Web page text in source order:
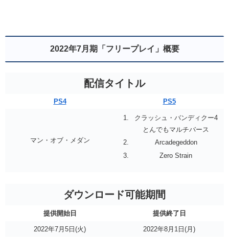
2022年7月期「フリープレイ」概要
配信タイトル
PS4 PS5
マン・オブ・メダン
クラッシュ・バンディクー4
とんでもマルチバース
Arcadegeddon
Zero Strain
ダウンロード可能期間
提供開始日 提供終了日
2022年7月5日(火) 2022年8月1日(月)